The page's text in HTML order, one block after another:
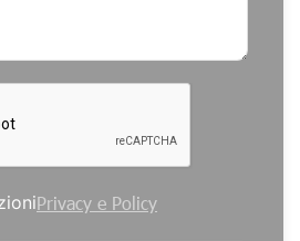
Privacy e Policy